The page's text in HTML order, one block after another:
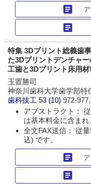
article
article
特集 3Dプリント総義歯
た3Dプリントデンチャ
工歯と3Dプリント床用
玉置勝司
神奈川歯科大学歯学部特
歯科技工 53 (10)972-
アブストラクト：
は基本料金に含まれ
全文FAX送信： 従
込) です。
article
article